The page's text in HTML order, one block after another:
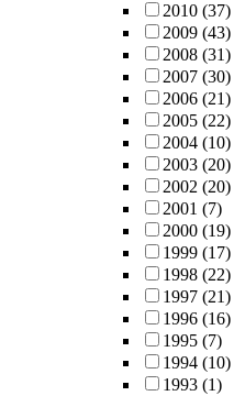
2010 (37)
2009 (43)
2008 (31)
2007 (30)
2006 (21)
2005 (22)
2004 (10)
2003 (20)
2002 (20)
2001 (7)
2000 (19)
1999 (17)
1998 (22)
1997 (21)
1996 (16)
1995 (7)
1994 (10)
1993 (1)